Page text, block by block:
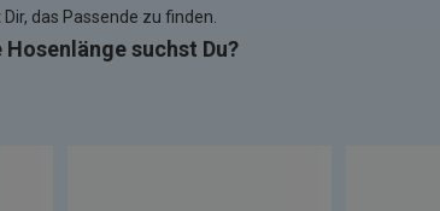
Dir, das Passende zu finden.
Hosenlänge suchst Du?